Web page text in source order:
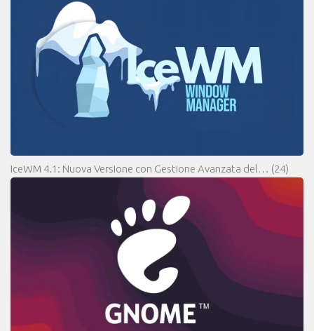
IceWM 4.1: Nuova Versione con Gestione Avanzata del… (24)